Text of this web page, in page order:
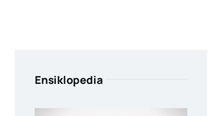
Ensiklopedia